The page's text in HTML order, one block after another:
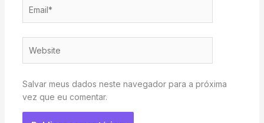
Salvar meus dados neste navegador para a próxima
vez que eu comentar.